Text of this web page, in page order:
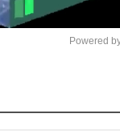
u
Powered